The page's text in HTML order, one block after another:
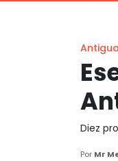
Diez
Por Mr